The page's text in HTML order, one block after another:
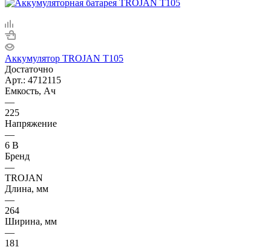
Аккумулятор TROJAN T105
Достаточно
Арт.: 4712115
Емкость, Ач
—
225
Напряжение
—
6 В
Бренд
—
TROJAN
Длина, мм
—
264
Ширина, мм
—
181